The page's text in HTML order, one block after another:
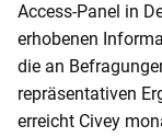
Access-Panel in
erhobenen
die an
repräsentativen
erreicht Civey